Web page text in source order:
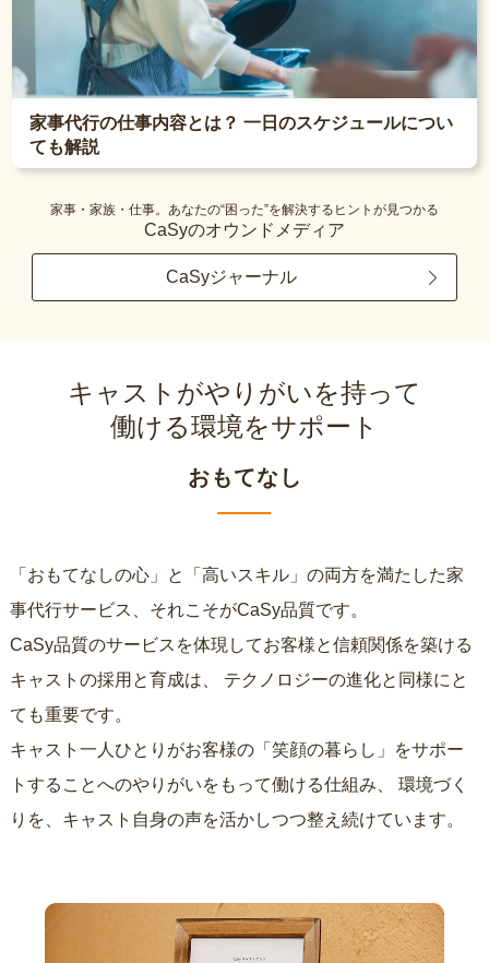
家事代行の仕事内容とは？ 一日のスケジュールについ
ても解説
家事・家族・仕事。あなたの“困った”を解決するヒントが見つかる
CaSyのオウンドメディア
CaSyジャーナル
キャストがやりがいを持って
働ける環境をサポート
おもてなし
「おもてなしの心」と「高いスキル」の両方を満たした家
事代行サービス、それこそがCaSy品質です。
CaSy品質のサービスを体現してお客様と信頼関係を築ける
キャストの採用と育成は、
ても重要です。
キャスト一人ひとりがお客様の「笑顔の暮らし」をサポー
トすることへのやりがいをもって働ける仕組み、
りを、キャスト自身の声を活かしつつ整え続けています。